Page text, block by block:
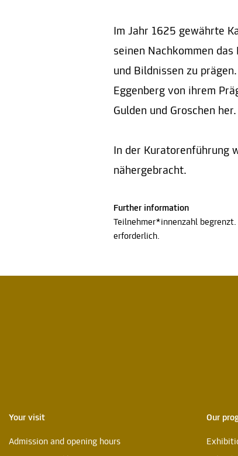
Im Jahr 1625 gewährte
seinen Nachkommen
und Bildnissen zu
Eggenberg von ihrem
Gulden und Groschen
In der Kuratorenführung
nähergebracht.
Further information
Teilnehmer*innenzahl
erforderlich.
Your visit
Admission and opening hours
Our